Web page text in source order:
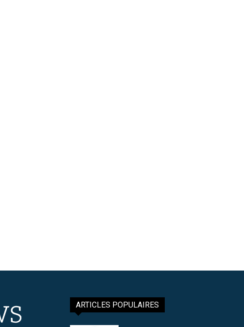
ARTICLES POPULAIRES